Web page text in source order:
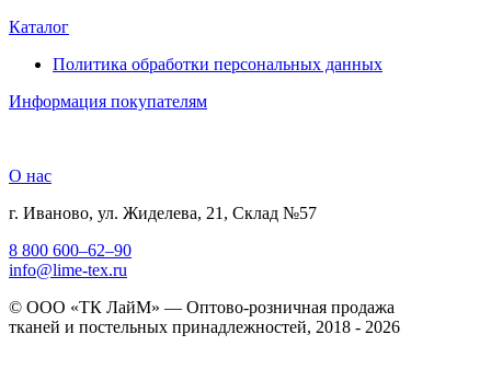
Каталог
Политика обработки персональных данных
Информация покупателям
О нас
г. Иваново, ул. Жиделева, 21, Склад №57
8 800 600–62–90
info@lime-tex.ru
© ООО «ТК ЛайМ» — Оптово-розничная продажа
тканей и постельных принадлежностей, 2018 - 2026